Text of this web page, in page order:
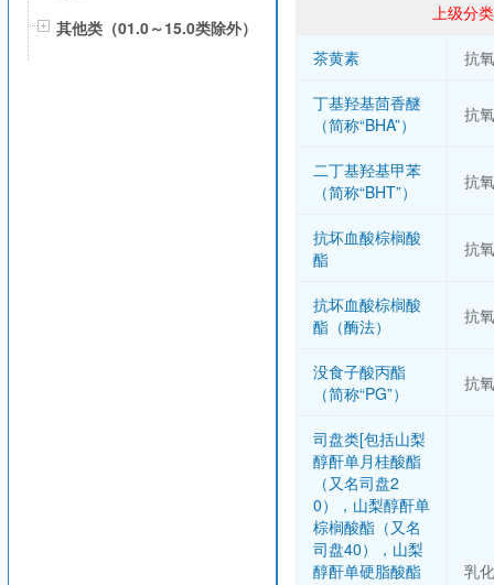
其他类（01.0～15.0类除外）
上级分
茶黄素 抗
丁基羟基茴香醚
（简称“BHA”）
抗
二丁基羟基甲苯
（简称“BHT”）
抗
抗坏血酸棕榈酸
酯
抗
抗坏血酸棕榈酸
酯（酶法）
抗
没食子酸丙酯
（简称“PG”）
抗
司盘类[包括山梨
醇酐单月桂酸酯
（又名司盘2
0），山梨醇酐单
棕榈酸酯（又名
司盘40），山梨
醇酐单硬脂酸酯
乳